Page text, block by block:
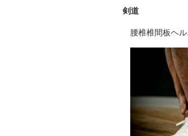
剣道
腰椎椎間板ヘ